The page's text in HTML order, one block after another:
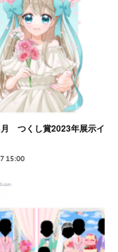
つくし賞2023年展示イ
15:00